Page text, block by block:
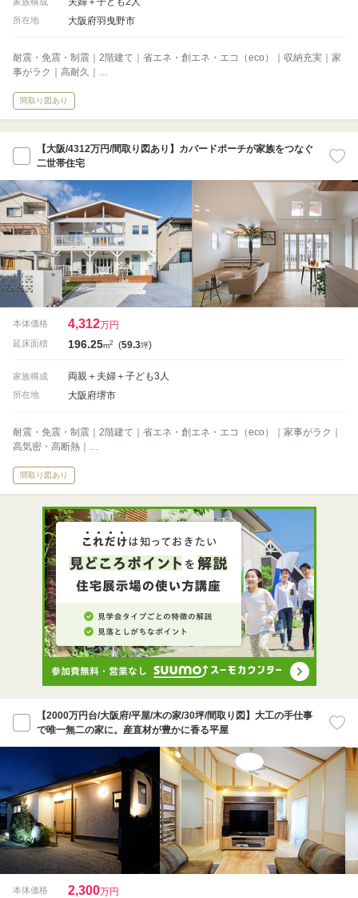
所在地 大阪府羽曳野市
耐震・免震・制震｜2階建て｜省エネ・創エネ・エコ（eco）｜収納充実｜家
事がラク｜高耐久｜…
間取り図あり
【大阪/4312万円/間取り図あり】カバードポーチが家族をつなぐ
二世帯住宅
本体価格 4,312万円
延床面積 196.25m2 (59.3坪)
家族構成 両親＋夫婦＋子ども3人
所在地 大阪府堺市
耐震・免震・制震｜2階建て｜省エネ・創エネ・エコ（eco）｜家事がラク｜
高気密・高断熱｜…
間取り図あり
【2000万円台/大阪府/平屋/木の家/30坪/間取り図】大工の手仕事
で唯一無二の家に。産直材が豊かに香る平屋
本体価格 2,300万円